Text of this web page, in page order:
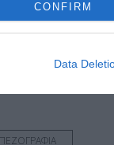
CONFIRM
Data
στο
ΠΕΖΟΓΡΑΦΙΑ